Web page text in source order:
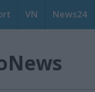
VN News24